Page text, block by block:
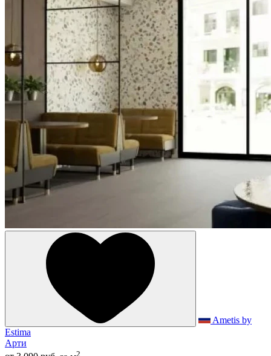
Ametis by
Estima
Арти
2